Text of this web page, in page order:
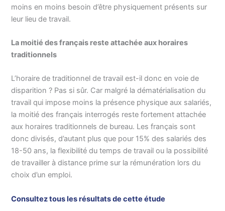
moins en moins besoin d’être physiquement présents sur
leur lieu de travail.
La moitié des français reste attachée aux horaires
traditionnels
L’horaire de traditionnel de travail est-il donc en voie de
disparition ? Pas si sûr. Car malgré la dématérialisation du
travail qui impose moins la présence physique aux salariés,
la moitié des français interrogés reste fortement attachée
aux horaires traditionnels de bureau. Les français sont
donc divisés, d’autant plus que pour 15% des salariés des
18-50 ans, la flexibilité du temps de travail ou la possibilité
de travailler à distance prime sur la rémunération lors du
choix d’un emploi.
Consultez tous les résultats de cette étude